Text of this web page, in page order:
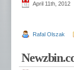
April 11th, 2012
Rafal Olszak